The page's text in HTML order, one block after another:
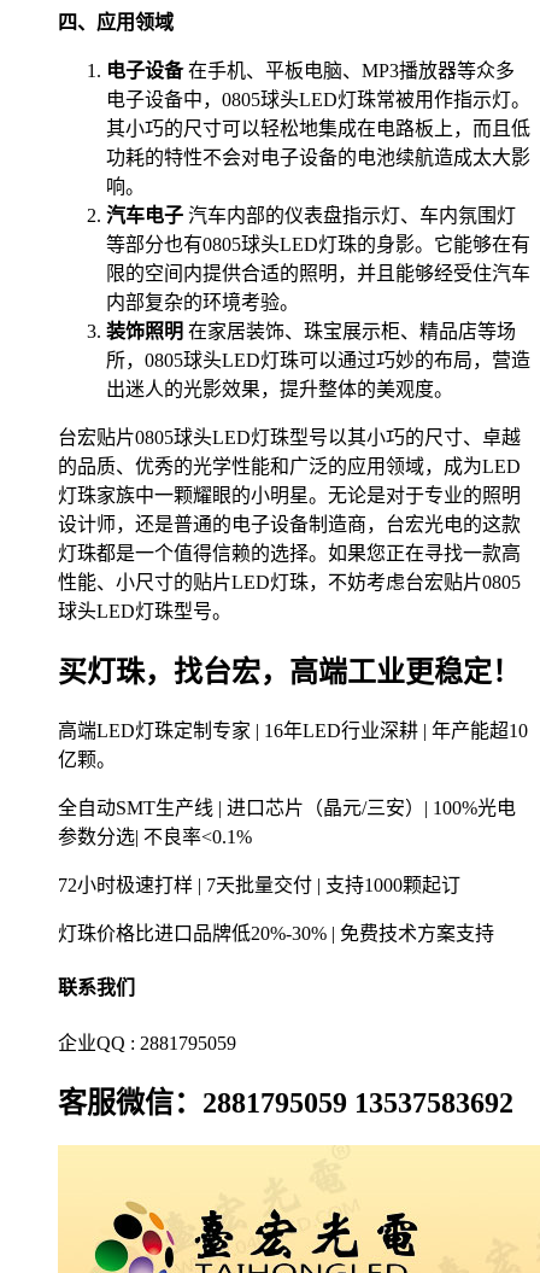
四、应用领域
电子设备在手机、平板电脑、MP3播放器等众多
电子设备中，0805球头LED灯珠常被用作指示灯。
其小巧的尺寸可以轻松地集成在电路板上，而且低
功耗的特性不会对电子设备的电池续航造成太大影
响。
汽车电子 汽车内部的仪表盘指示灯、车内氛围灯
等部分也有0805球头LED灯珠的身影。它能够在有
限的空间内提供合适的照明，并且能够经受住汽车
内部复杂的环境考验。
装饰照明 在家居装饰、珠宝展示柜、精品店等场
所，0805球头LED灯珠可以通过巧妙的布局，营造
出迷人的光影效果，提升整体的美观度。
台宏贴片0805球头LED灯珠型号以其小巧的尺寸、卓越
的品质、优秀的光学性能和广泛的应用领域，成为LED
灯珠家族中一颗耀眼的小明星。无论是对于专业的照明
设计师，还是普通的电子设备制造商，台宏光电的这款
灯珠都是一个值得信赖的选择。如果您正在寻找一款高
性能、小尺寸的贴片LED灯珠，不妨考虑台宏贴片0805
球头LED灯珠型号。
买灯珠，找台宏，高端工业更稳定！
高端LED灯珠定制专家 | 16年LED行业深耕 | 年产能超10
亿颗。
全自动SMT生产线 | 进口芯片（晶元/三安）| 100%光电
参数分选| 不良率<0.1%
72小时极速打样 | 7天批量交付 | 支持1000颗起订
灯珠价格比进口品牌低20%-30% | 免费技术方案支持
联系我们
企业QQ : 2881795059
客服微信：2881795059 13537583692